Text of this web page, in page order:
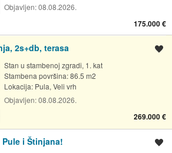
Objavljen:08.08.2026.
175.000 €
2s+db, terasa
Stan u stambenoj zgradi, 1. kat
Stambena površina: 86.5 m2
Lokacija: Pula, Veli vrh
Objavljen:08.08.2026.
269.000 €
i Štinjana!